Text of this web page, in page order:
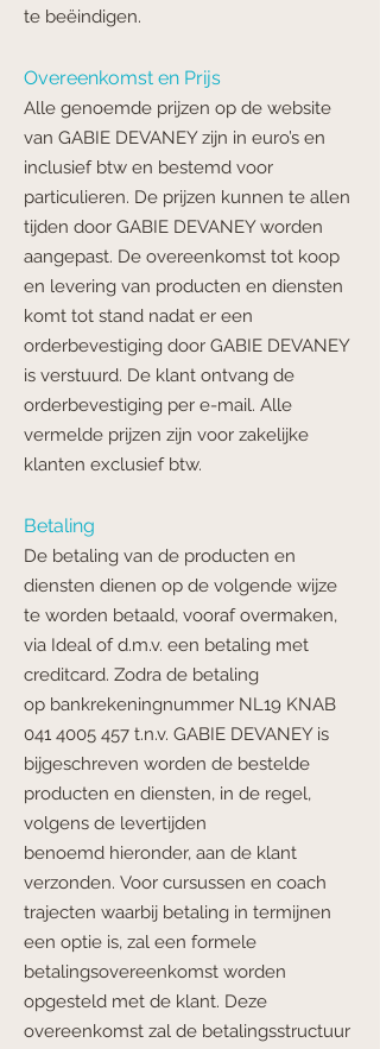
te beëindigen.
Overeenkomst en Prijs
Alle genoemde prijzen op de website
van GABIE DEVANEY zijn in euro’s en
inclusief btw en bestemd voor
particulieren. De prijzen kunnen te allen
tijden door GABIE DEVANEY worden
aangepast. De overeenkomst tot koop
en levering van producten en diensten
komt tot stand nadat er een
orderbevestiging door GABIE DEVANEY
is verstuurd. De klant ontvang de
orderbevestiging per e-mail. Alle
vermelde prijzen zijn voor zakelijke
klanten exclusief btw.
Betaling
De betaling van de producten en
diensten dienen op de volgende wijze
te worden betaald, vooraf overmaken,
via Ideal of d.m.v. een betaling met
creditcard. Zodra de betaling
op bankrekeningnummer NL19 KNAB
041 4005 457 t.n.v. GABIE DEVANEY is
bijgeschreven worden de bestelde
producten en diensten, in de regel,
volgens de levertijden
benoemd hieronder, aan de klant
verzonden. Voor cursussen en coach
trajecten waarbij betaling in termijnen
een optie is, zal een formele
betalingsovereenkomst worden
opgesteld met de klant. Deze
overeenkomst zal de betalingsstructuur